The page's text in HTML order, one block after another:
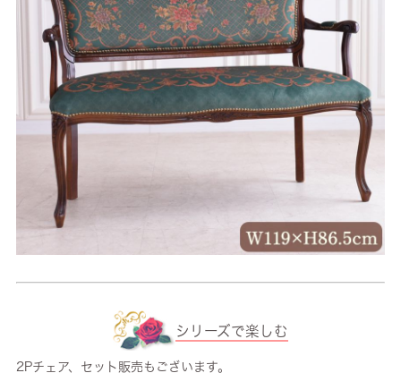
シリーズで楽しむ
2Pチェア、セット販売もございます。